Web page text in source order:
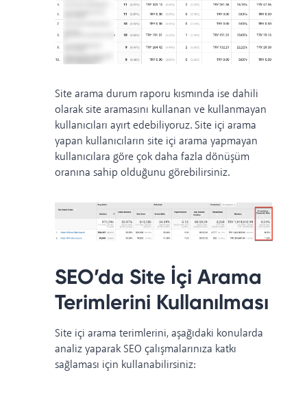
Site arama durum raporu kısmında ise dahili
olarak site aramasını kullanan ve kullanmayan
kullanıcıları ayırt edebiliyoruz. Site içi arama
yapan kullanıcıların site içi arama yapmayan
kullanıcılara göre çok daha fazla dönüşüm
oranına sahip olduğunu görebilirsiniz.
SEO’da Site İçi Arama
Terimlerini Kullanılması
Site içi arama terimlerini, aşağıdaki konularda
analiz yaparak SEO çalışmalarınıza katkı
sağlaması için kullanabilirsiniz: